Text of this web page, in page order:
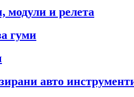
модули и релета
гуми
авто